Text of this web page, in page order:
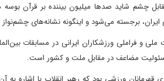
چشم شاید صدها میلیون بیننده بر قرآن
برجسته می‌شود و اینگونه نشانه‌های چشم‌نواز
و فراملی ورزشکاران ایرانی در مسابقات
مضاعف در مقابل ملت و کشور است.